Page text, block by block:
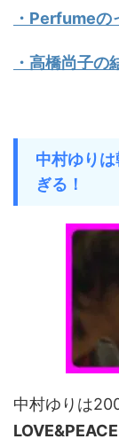
・Perfumeの
・高橋尚子の
中村ゆり
ぎる！
中村ゆりは
LOVE&PEACE